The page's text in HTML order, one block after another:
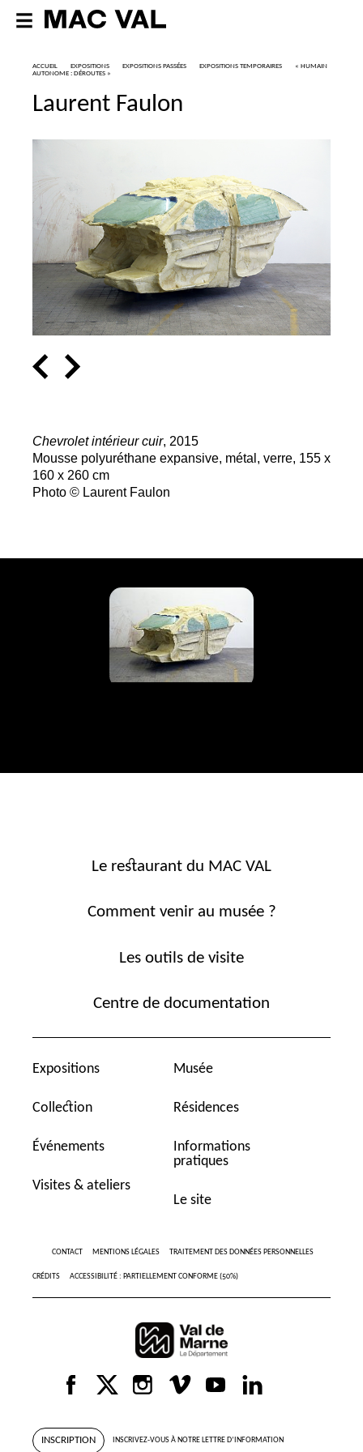
ACCUEIL EXPOSITIONS EXPOSITIONS PASSÉES EXPOSITIONS TEMPORAIRES « HUMAIN
AUTONOME : DÉROUTES »
Laurent Faulon
Chevrolet intérieur cuir, 2015
Mousse polyuréthane expansive, métal, verre, 155 x
160 x 260 cm
Photo © Laurent Faulon
Le restaurant du MAC VAL
Comment venir au musée ?
Les outils de visite
Centre de documentation
Expositions
Collection
Événements
Visites & ateliers
Musée
Résidences
Informations
pratiques
Le site
CONTACT MENTIONS LÉGALES TRAITEMENT DES DONNÉES PERSONNELLES
CRÉDITS ACCESSIBILITÉ : PARTIELLEMENT CONFORME (50%)
INSCRIPTION INSCRIVEZ-VOUS À NOTRE LETTRE D’INFORMATION